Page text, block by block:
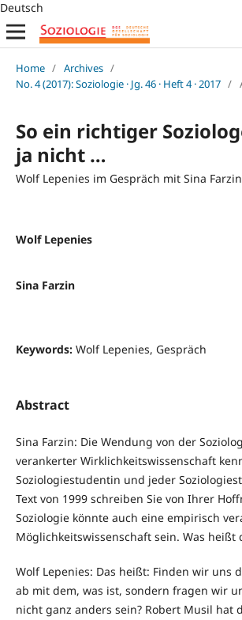
Deutsch
Home / Archives /
No. 4 (2017): Soziologie · Jg. 46 · Heft 4 · 2017 /
So ein richtiger
ja nicht …
Wolf Lepenies im Gespräch mit Sina Farzin
Wolf Lepenies
Sina Farzin
Keywords: Wolf Lepenies, Gespräch
Abstract
Sina Farzin: Die Wendung von der
verankerter Wirklichkeitswissenschaft
Soziologiestudentin und jeder
Text von 1999 schreiben Sie von Ihrer
Soziologie könnte auch eine empirisch
Möglichkeitswissenschaft sein. Was heißt
Wolf Lepenies: Das heißt: Finden wir uns
ab mit dem, was ist, sondern fragen wir
nicht ganz anders sein? Robert Musil hat